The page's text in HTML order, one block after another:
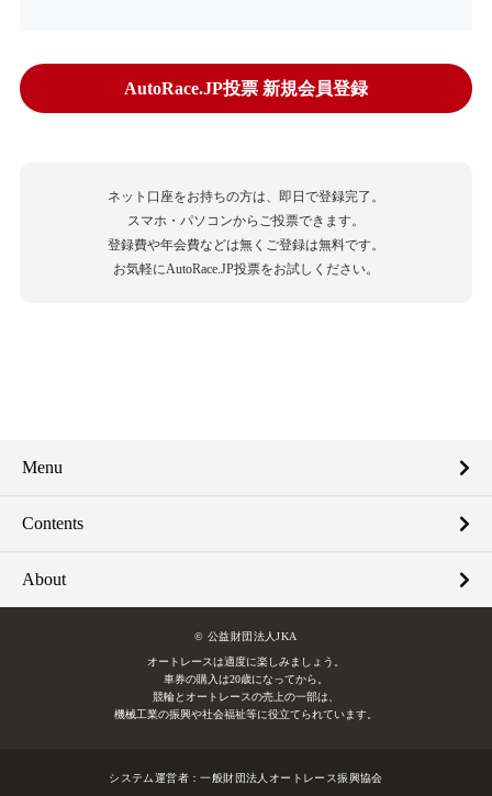
AutoRace.JP投票 新規会員登録
ネット口座をお持ちの方は、即日で登録完了。
スマホ・パソコンからご投票できます。
登録費や年会費などは無くご登録は無料です。
お気軽にAutoRace.JP投票をお試しください。
Menu
Contents
About
© 公益財団法人JKA
オートレースは適度に楽しみましょう。
車券の購入は20歳になってから。
競輪とオートレースの売上の一部は、
機械工業の振興や社会福祉等に役立てられています。
システム運営者：一般財団法人オートレース振興協会